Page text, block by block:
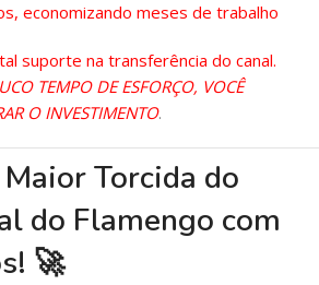
economizando meses de trabalho
suporte na transferência do canal.
TEMPO DE ESFORÇO, VOCÊ
O INVESTIMENTO.
Torcida do
do Flamengo com
🚀